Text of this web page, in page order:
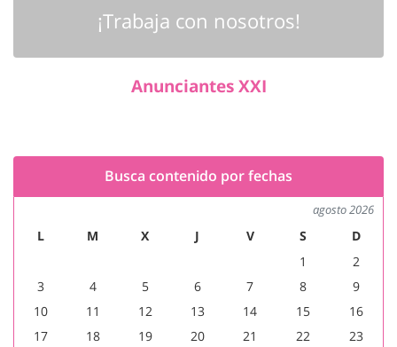
¡Trabaja con nosotros!
Anunciantes XXI
Busca contenido por fechas
agosto 2026
L M X J V S
D
1
2
3
4 5 6 7 8
9
10
11 12 13 14 15
16
17
18 19 20 21 22
23